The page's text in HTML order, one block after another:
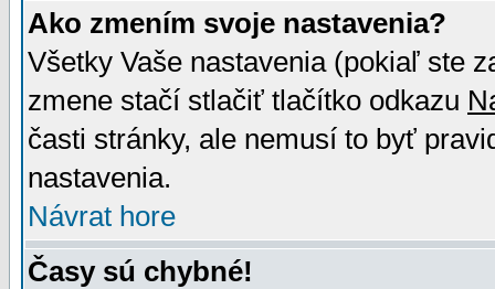
Ako zmením svoje nastavenia?
Všetky Vaše nastavenia (pokiaľ ste
zmene stačí stlačiť tlačítko odkazu
časti stránky, ale nemusí to byť
nastavenia.
Návrat hore
Časy sú chybné!